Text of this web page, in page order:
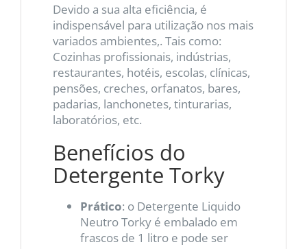
Devido a sua alta eficiência, é
indispensável para utilização nos mais
variados ambientes,. Tais como:
Cozinhas profissionais, indústrias,
restaurantes, hotéis, escolas, clínicas,
pensões, creches, orfanatos, bares,
padarias, lanchonetes, tinturarias,
laboratórios, etc.
Benefícios do
Detergente Torky
Prático: o Detergente Liquido
Neutro Torky é embalado em
frascos de 1 litro e pode ser